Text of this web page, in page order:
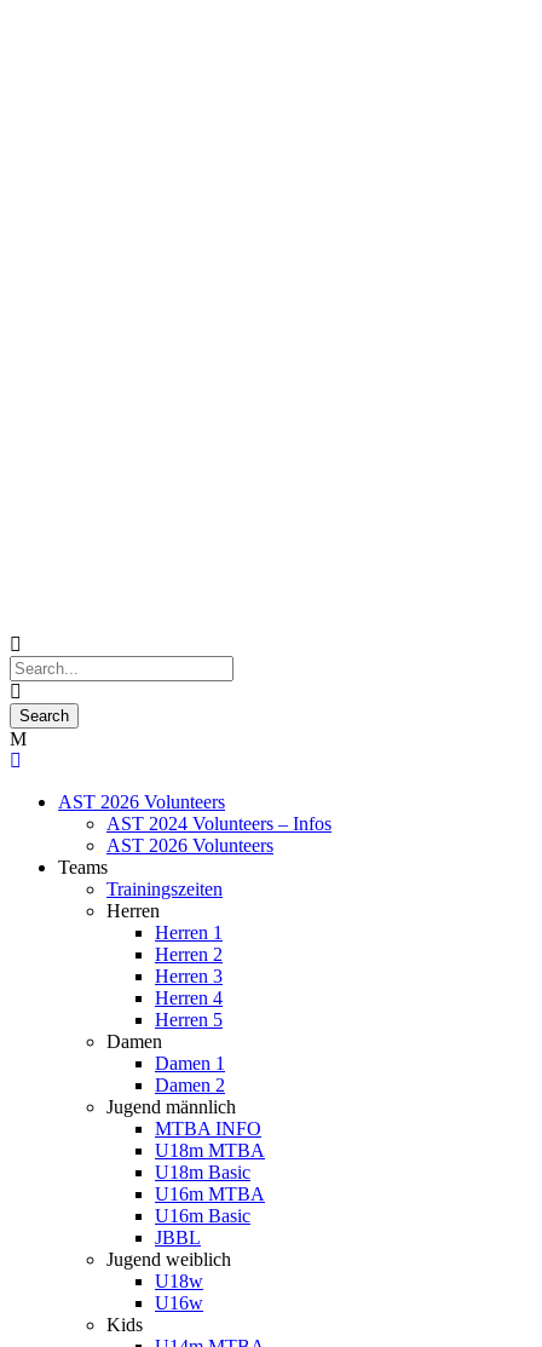
AST 2026 Volunteers
AST 2024 Volunteers – Infos
AST 2026 Volunteers
Teams
Trainingszeiten
Herren
Herren 1
Herren 2
Herren 3
Herren 4
Herren 5
Damen
Damen 1
Damen 2
Jugend männlich
MTBA INFO
U18m MTBA
U18m Basic
U16m MTBA
U16m Basic
JBBL
Jugend weiblich
U18w
U16w
Kids